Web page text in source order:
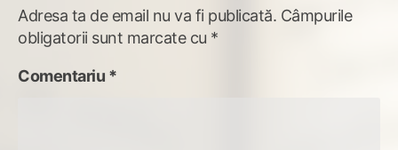
Adresa ta de email nu va fi publicată. Câmpurile
obligatorii sunt marcate cu *
Comentariu *